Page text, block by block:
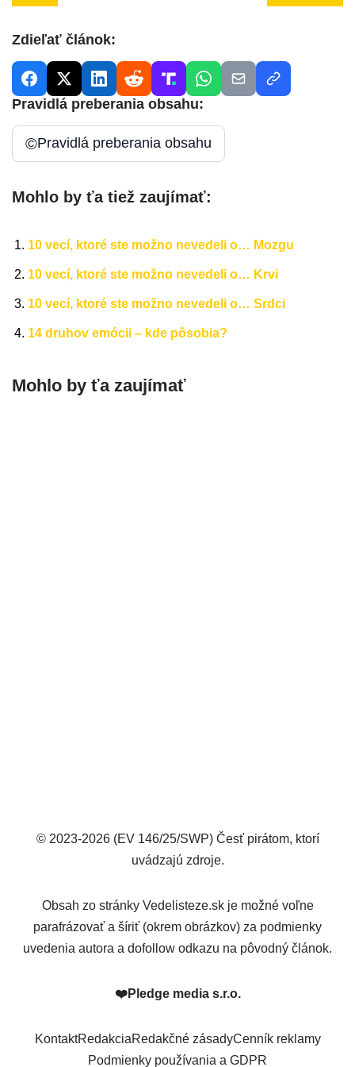
Zdieľať článok:
Pravidlá preberania obsahu:
©Pravidlá preberania obsahu
Mohlo by ťa tiež zaujímať:
10 vecí, ktoré ste možno nevedeli o… Mozgu
10 vecí, ktoré ste možno nevedeli o… Krvi
10 vecí, ktoré ste možno nevedeli o… Srdci
14 druhov emócii – kde pôsobia?
Mohlo by ťa zaujímať
© 2023-2026 (EV 146/25/SWP) Česť pirátom, ktorí
uvádzajú zdroje.
Obsah zo stránky Vedelisteze.sk je možné voľne
parafrázovať a šíriť (okrem obrázkov) za podmienky
uvedenia autora a dofollow odkazu na pôvodný článok.
❤️Pledge media s.r.o.
KontaktRedakciaRedakčné zásadyCenník reklamy
Podmienky používania a GDPR